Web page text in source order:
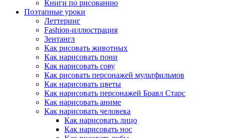
Книги по рисованию
Поэтапные уроки
Леттеринг
Fashion-иллюстрация
Зентангл
Как рисовать животных
Как нарисовать пони
Как нарисовать сову
Как рисовать персонажей мультфильмов
Как нарисовать цветы
Как нарисовать персонажей Бравл Старс
Как нарисовать аниме
Как нарисовать человека
Как нарисовать лицо
Как нарисовать нос